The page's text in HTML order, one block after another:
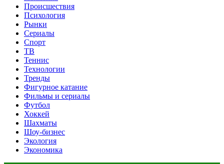
Происшествия
Психология
Рынки
Сериалы
Спорт
ТВ
Теннис
Технологии
Тренды
Фигурное катание
Фильмы и сериалы
Футбол
Хоккей
Шахматы
Шоу-бизнес
Экология
Экономика